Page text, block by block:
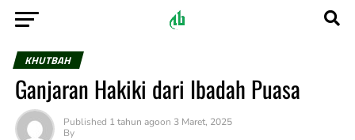
KHUTBAH
Ganjaran Hakiki dari Ibadah Puasa
Published 1 tahun agoon 3 Maret, 2025
By